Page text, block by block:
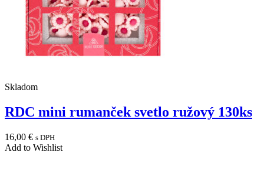
Skladom
RDC mini rumanček svetlo ružový 130ks
16,00 € s DPH
Add to Wishlist